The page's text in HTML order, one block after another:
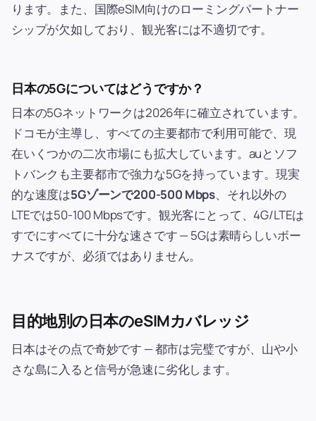
ります。また、国際eSIM向けのローミングパートナー
シップが欠如しており、観光客には不適切です。
日本の5Gについてはどうですか？
日本の5Gネットワークは2026年に確立されています。
ドコモが主導し、すべての主要都市で利用可能で、現
在いくつかの二次市場にも拡大しています。auとソフ
トバンクも主要都市で強力な5Gを持っています。現実
的な速度は5Gゾーンで200-500 Mbps、それ以外の
LTEでは50-100 Mbpsです。観光客にとって、4G/LTEは
すでにすべてに十分な速さです — 5Gは素晴らしいボー
ナスですが、必須ではありません。
目的地別の日本のeSIMカバレッジ
日本はその点で奇妙です — 都市は完璧ですが、山や小
さな島に入ると信号が急速に劣化します。